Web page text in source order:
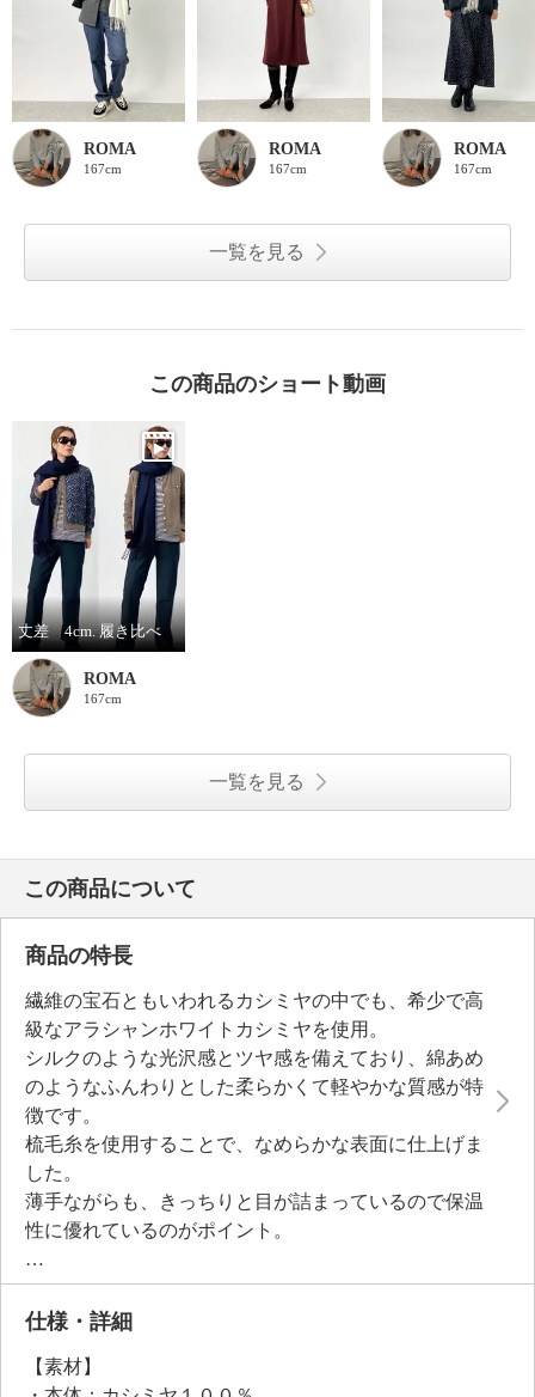
ROMA
167cm
ROMA
167cm
ROMA
167cm
一覧を見る
この商品のショート動画
丈差 4cm. 履き比べ
ROMA
167cm
一覧を見る
この商品について
商品の特長
繊維の宝石ともいわれるカシミヤの中でも、希少で高
級なアラシャンホワイトカシミヤを使用。
シルクのような光沢感とツヤ感を備えており、綿あめ
のようなふんわりとした柔らかくて軽やかな質感が特
徴です。
梳毛糸を使用することで、なめらかな表面に仕上げま
した。
薄手ながらも、きっちりと目が詰まっているので保温
性に優れているのがポイント。
使いやすさとカシミヤの良さを両立させた大きめなサ
イズ感。
保温性と高級感を損なわないよう、程良い厚みと幅で
幅があるため、ストールとしてはもちろん、折りたた
仕様・詳細
【素材】